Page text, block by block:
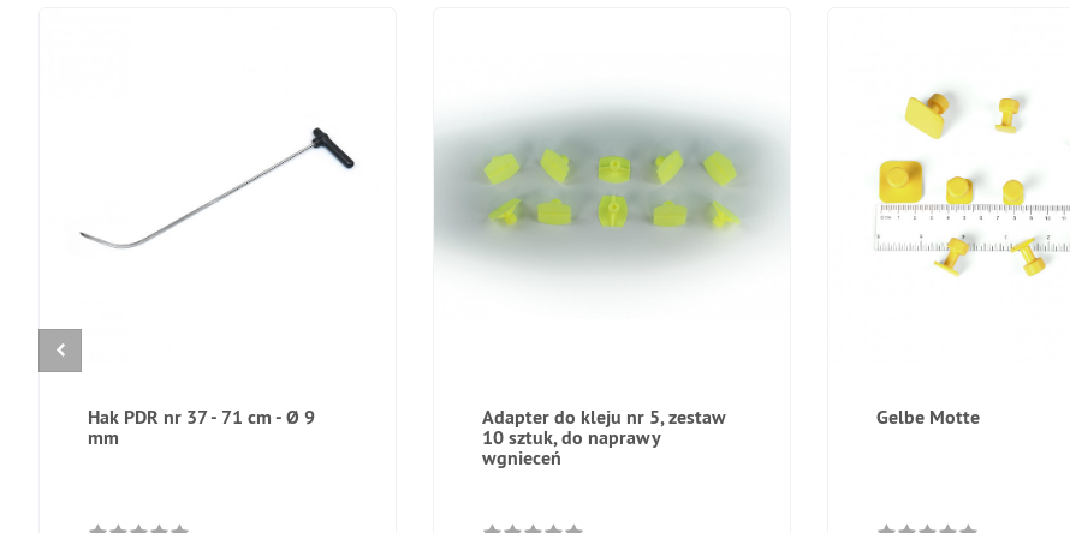
Hak PDR nr 37 - 71 cm - Ø 9
mm
Adapter do kleju nr 5, zestaw
10 sztuk, do naprawy
wgnieceń
Gelbe Motte